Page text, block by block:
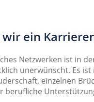
wir ein
Netzwerken ist in
unerwünscht. Es ist
einzelnen
berufliche